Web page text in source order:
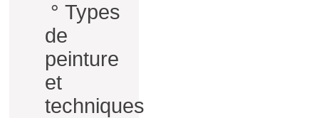
° Types
de
peinture
et
techniques